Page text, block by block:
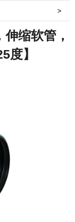
>
缩软管，
度】